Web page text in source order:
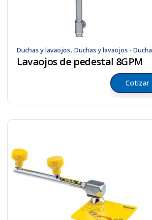
Duchas y lavaojos, Duchas y lavaojos -
Lavaojos de pedestal 8GPM
Cotizar